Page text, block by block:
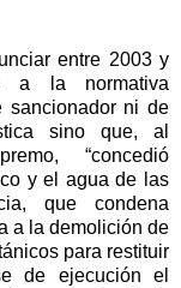
entre 2003 y
a la normativa
sancionador ni de
sino que, al
“concedió
y el agua de las
que condena
a la demolición de
para restituir
de ejecución el